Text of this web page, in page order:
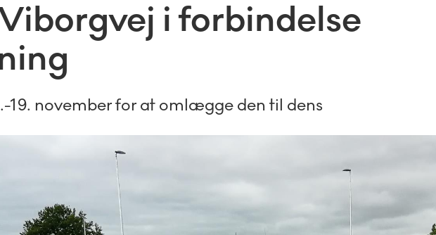
i forbindelse
19. november for at omlægge den til dens